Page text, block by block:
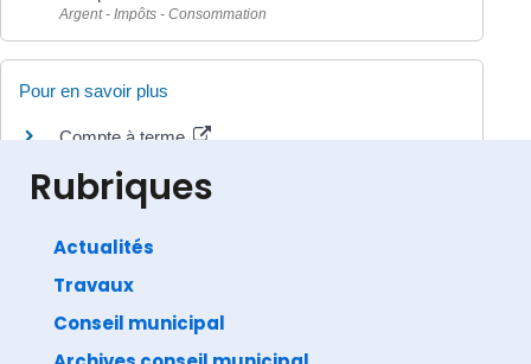
Argent - Impôts - Consommation
Pour en savoir plus
Compte à terme
Direction de l'information légale et administrative
Rubriques
Actualités
Travaux
Conseil municipal